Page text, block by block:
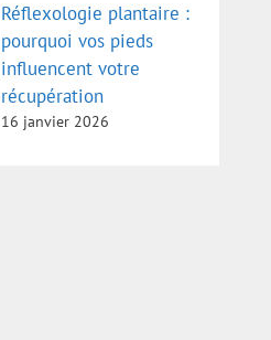
Réflexologie plantaire :
pourquoi vos pieds
influencent votre
récupération
16 janvier 2026